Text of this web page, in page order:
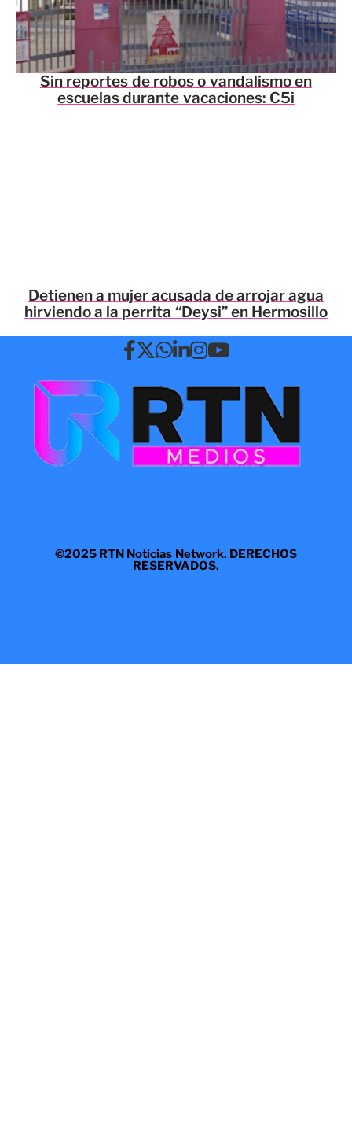
Sin reportes de robos o vandalismo en
escuelas durante vacaciones: C5i
Detienen a mujer acusada de arrojar agua
hirviendo a la perrita “Deysi” en Hermosillo
©2025 RTN Noticias Network. DERECHOS
RESERVADOS.